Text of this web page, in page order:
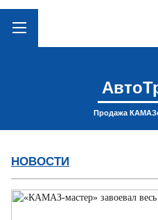
Продажа
НОВОСТИ